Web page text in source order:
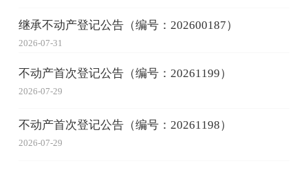
继承不动产登记公告（编号：202600187）
2026-07-31
不动产首次登记公告（编号：20261199）
2026-07-29
不动产首次登记公告（编号：20261198）
2026-07-29